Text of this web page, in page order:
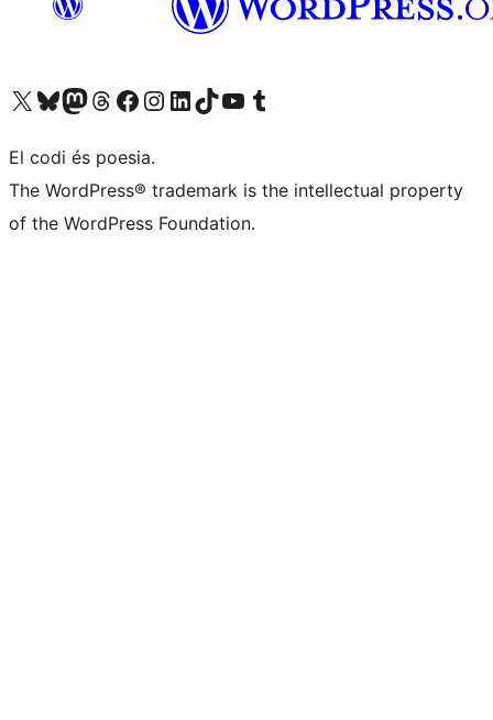
Visiteu el nostre compte X (abans Twitter)
Visiteu el nostre compte de Bluesky
Visiteu el nostre compte al Mastodon
Visiteu el nostre compte de Threads
Visiteu la nostra pàgina al Facebook
Visiteu el nostre compte d'Instagram
Visiteu el nostre compte de LinkedIn
Visiteu el nostre compte de TikTok
Visiteu el nostre canal al YouTube
Visiteu el nostre compte de Tumblr
El codi és poesia.
The WordPress® trademark is the intellectual property
of the WordPress Foundation.